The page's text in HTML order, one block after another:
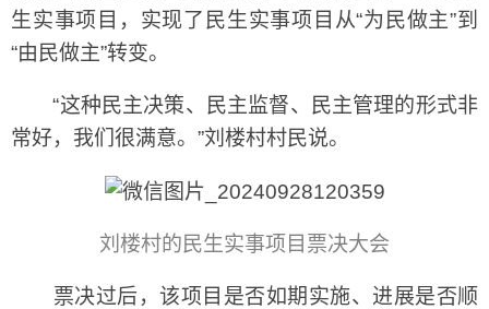
生实事项目，实现了民生实事项目从“为民做主”到
“由民做主”转变。
“这种民主决策、民主监督、民主管理的形式非
常好，我们很满意。”刘楼村村民说。
刘楼村的民生实事项目票决大会
票决过后，该项目是否如期实施、进展是否顺